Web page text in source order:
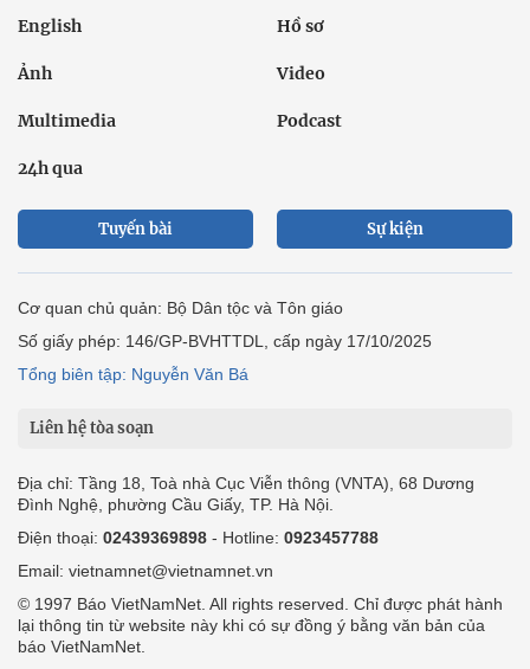
English Hồ sơ
Ảnh Video
Multimedia Podcast
24h qua
Tuyến bài Sự kiện
Cơ quan chủ quản: Bộ Dân tộc và Tôn giáo
Số giấy phép: 146/GP-BVHTTDL, cấp ngày 17/10/2025
Tổng biên tập: Nguyễn Văn Bá
Liên hệ tòa soạn
Địa chỉ: Tầng 18, Toà nhà Cục Viễn thông (VNTA), 68 Dương
Đình Nghệ, phường Cầu Giấy, TP. Hà Nội.
Điện thoại: 02439369898 - Hotline: 0923457788
Email: vietnamnet@vietnamnet.vn
© 1997 Báo VietNamNet. All rights reserved. Chỉ được phát hành
lại thông tin từ website này khi có sự đồng ý bằng văn bản của
báo VietNamNet.